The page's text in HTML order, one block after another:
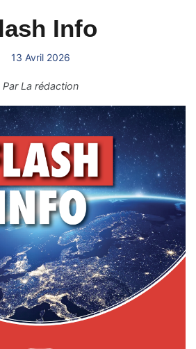
Info
13 Avril 2026
ParLa rédaction